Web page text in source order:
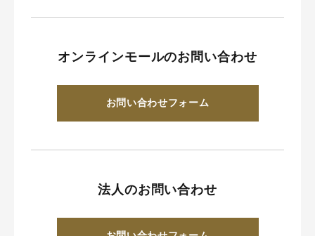
オンラインモールのお問い合わせ
お問い合わせフォーム
法人のお問い合わせ